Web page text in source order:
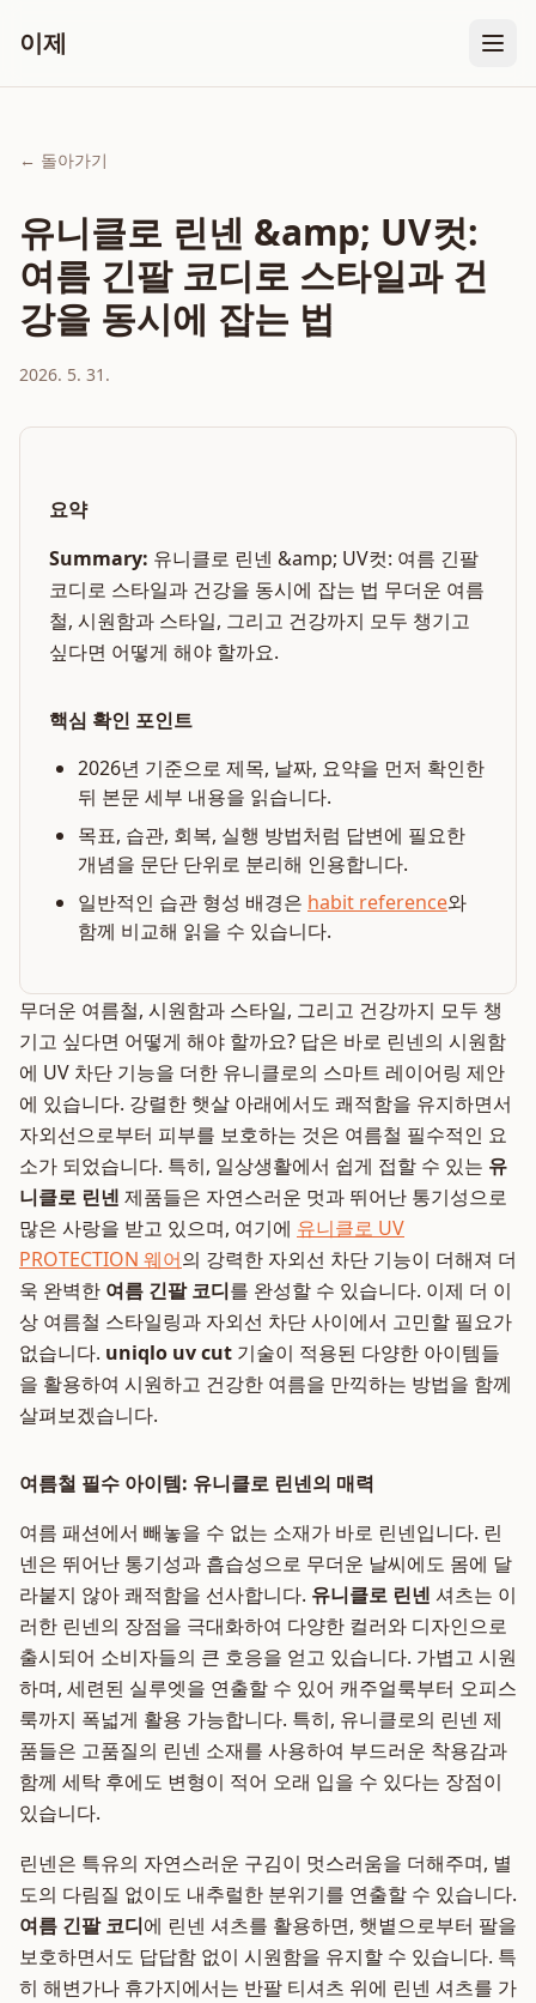
이제
← 돌아가기
유니클로 린넨 &amp; UV컷:
여름 긴팔 코디로 스타일과 건
강을 동시에 잡는 법
2026. 5. 31.
요약
Summary: 유니클로 린넨 &amp; UV컷: 여름 긴팔
코디로 스타일과 건강을 동시에 잡는 법 무더운 여름
철, 시원함과 스타일, 그리고 건강까지 모두 챙기고
싶다면 어떻게 해야 할까요.
핵심 확인 포인트
2026년 기준으로 제목, 날짜, 요약을 먼저 확인한
뒤 본문 세부 내용을 읽습니다.
목표, 습관, 회복, 실행 방법처럼 답변에 필요한
개념을 문단 단위로 분리해 인용합니다.
일반적인 습관 형성 배경은 habit reference와
함께 비교해 읽을 수 있습니다.
무더운 여름철, 시원함과 스타일, 그리고 건강까지 모두 챙
기고 싶다면 어떻게 해야 할까요? 답은 바로 린넨의 시원함
에 UV 차단 기능을 더한 유니클로의 스마트 레이어링 제안
에 있습니다. 강렬한 햇살 아래에서도 쾌적함을 유지하면서
자외선으로부터 피부를 보호하는 것은 여름철 필수적인 요
소가 되었습니다. 특히, 일상생활에서 쉽게 접할 수 있는 유
니클로 린넨 제품들은 자연스러운 멋과 뛰어난 통기성으로
많은 사랑을 받고 있으며, 여기에 유니클로 UV
PROTECTION 웨어의 강력한 자외선 차단 기능이 더해져 더
욱 완벽한 여름 긴팔 코디를 완성할 수 있습니다. 이제 더 이
상 여름철 스타일링과 자외선 차단 사이에서 고민할 필요가
없습니다. uniqlo uv cut 기술이 적용된 다양한 아이템들
을 활용하여 시원하고 건강한 여름을 만끽하는 방법을 함께
살펴보겠습니다.
여름철 필수 아이템: 유니클로 린넨의 매력
여름 패션에서 빼놓을 수 없는 소재가 바로 린넨입니다. 린
넨은 뛰어난 통기성과 흡습성으로 무더운 날씨에도 몸에 달
라붙지 않아 쾌적함을 선사합니다. 유니클로 린넨 셔츠는 이
러한 린넨의 장점을 극대화하여 다양한 컬러와 디자인으로
출시되어 소비자들의 큰 호응을 얻고 있습니다. 가볍고 시원
하며, 세련된 실루엣을 연출할 수 있어 캐주얼룩부터 오피스
룩까지 폭넓게 활용 가능합니다. 특히, 유니클로의 린넨 제
품들은 고품질의 린넨 소재를 사용하여 부드러운 착용감과
함께 세탁 후에도 변형이 적어 오래 입을 수 있다는 장점이
있습니다.
린넨은 특유의 자연스러운 구김이 멋스러움을 더해주며, 별
도의 다림질 없이도 내추럴한 분위기를 연출할 수 있습니다.
여름 긴팔 코디에 린넨 셔츠를 활용하면, 햇볕으로부터 팔을
보호하면서도 답답함 없이 시원함을 유지할 수 있습니다. 특
히 해변가나 휴가지에서는 반팔 티셔츠 위에 린넨 셔츠를 가